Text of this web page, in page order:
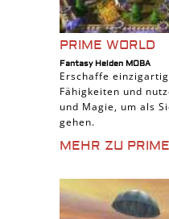
PRIME WORLD
Fantasy Helden MOBA
Erschaffe
Fähigkeiten und
und Magie, um als
gehen.
MEHR ZU